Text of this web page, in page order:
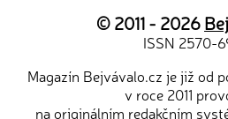
© 2011 - 2026
ISSN 2570-
Magazín Bejvávalo.cz je již od
v roce 2011
na originálním redakčním